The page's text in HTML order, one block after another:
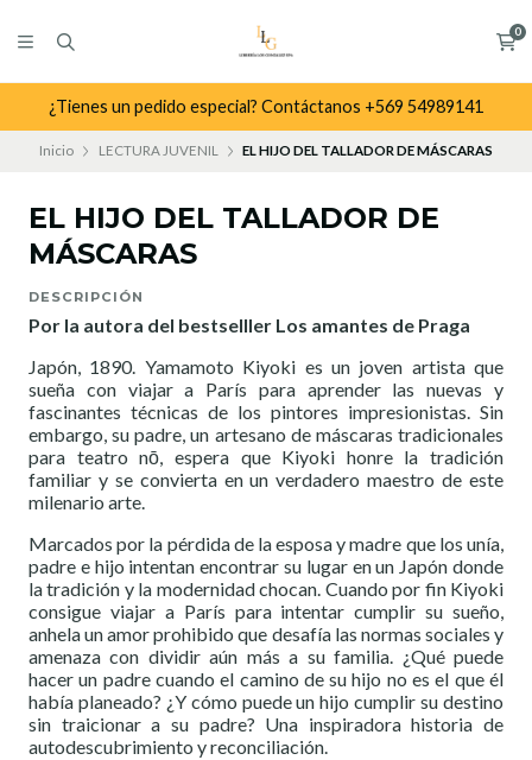
0
¿Tienes un pedido especial? Contáctanos +569 54989141
Inicio LECTURA JUVENIL EL HIJO DEL TALLADOR DE MÁSCARAS
EL HIJO DEL TALLADOR DE
MÁSCARAS
DESCRIPCIÓN
Por la autora del bestselller Los amantes de Praga
Japón, 1890. Yamamoto Kiyoki es un joven artista que
sueña con viajar a París para aprender las nuevas y
fascinantes técnicas de los pintores impresionistas. Sin
embargo, su padre, un artesano de máscaras tradicionales
para teatro nō, espera que Kiyoki honre la tradición
familiar y se convierta en un verdadero maestro de este
milenario arte.
Marcados por la pérdida de la esposa y madre que los unía,
padre e hijo intentan encontrar su lugar en un Japón donde
la tradición y la modernidad chocan. Cuando por fin Kiyoki
consigue viajar a París para intentar cumplir su sueño,
anhela un amor prohibido que desafía las normas sociales y
amenaza con dividir aún más a su familia. ¿Qué puede
hacer un padre cuando el camino de su hijo no es el que él
había planeado? ¿Y cómo puede un hijo cumplir su destino
sin traicionar a su padre? Una inspiradora historia de
autodescubrimiento y reconciliación.